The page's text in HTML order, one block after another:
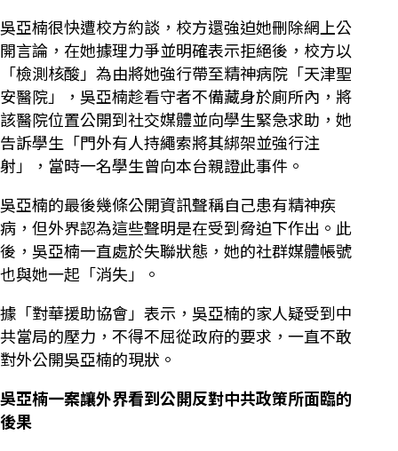
吳亞楠很快遭校方約談，校方還強迫她刪除網上公
開言論，在她據理力爭並明確表示拒絕後，校方以
「檢測核酸」為由將她強行帶至精神病院「天津聖
安醫院」，吳亞楠趁看守者不備藏身於廁所內，將
該醫院位置公開到社交媒體並向學生緊急求助，她
告訴學生「門外有人持繩索將其綁架並強行注
射」，當時一名學生曾向本台親證此事件。
吳亞楠的最後幾條公開資訊聲稱自己患有精神疾
病，但外界認為這些聲明是在受到脅迫下作出。此
後，吳亞楠一直處於失聯狀態，她的社群媒體帳號
也與她一起「消失」。
據「對華援助協會」表示，吳亞楠的家人疑受到中
共當局的壓力，不得不屈從政府的要求，一直不敢
對外公開吳亞楠的現狀。
吳亞楠一案讓外界看到公開反對中共政策所面臨的
後果